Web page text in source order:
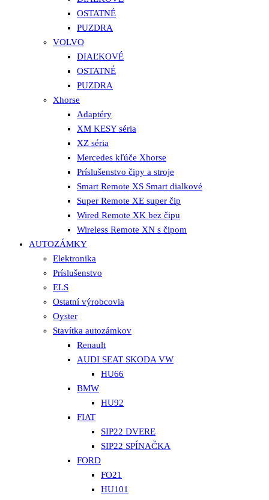
OSTATNÉ
PUZDRA
VOLVO
DIAĽKOVÉ
OSTATNÉ
PUZDRA
Xhorse
Adaptéry
XM KESY séria
XZ séria
Mercedes kľúče Xhorse
Príslušenstvo čipy a stroje
Smart Remote XS Smart dialkové
Super Remote XE super čip
Wired Remote XK bez čipu
Wireless Remote XN s čipom
AUTOZÁMKY
Elektronika
Príslušenstvo
ELS
Ostatní výrobcovia
Oyster
Stavítka autozámkov
Renault
AUDI SEAT SKODA VW
HU66
BMW
HU92
FIAT
SIP22 DVERE
SIP22 SPÍNAČKA
FORD
FO21
HU101